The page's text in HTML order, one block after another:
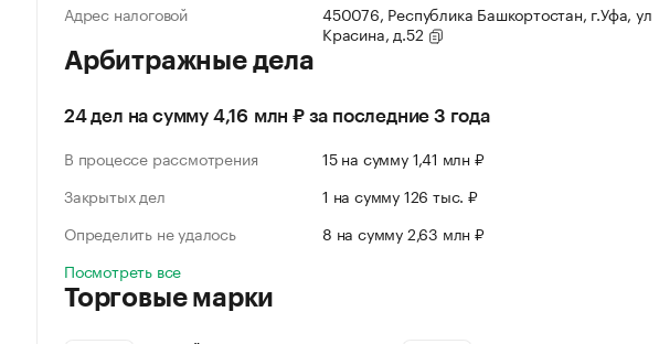
Адрес налоговой
450076, Республика Башкортостан, г.Уфа, ул
Красина, д.52
Арбитражные дела
24 дел на сумму 4,16 млн ₽ за последние 3 года
В процессе рассмотрения
15 на сумму 1,41 млн ₽
Закрытых дел
1 на сумму 126 тыс. ₽
Определить не удалось
8 на сумму 2,63 млн ₽
Посмотреть все
Торговые марки